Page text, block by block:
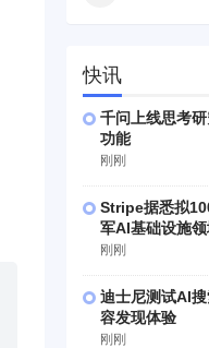
快讯
千问上线思考
功能
刚刚
Stripe据悉拟
军AI基础设施
刚刚
迪士尼测试AI
容发现体验
刚刚